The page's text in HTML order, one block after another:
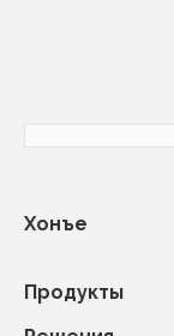
Хонъе
Продукты